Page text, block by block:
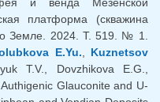
и венда Мезенской
платформа (скважина
Земле. 2024. Т. 519. № 1.
E.Yu., Kuznetsov
T.V., Dovzhikova E.G.,
Glauconite and U-